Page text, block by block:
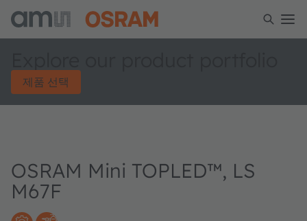
제품 선택
OSRAM Mini TOPLED™, LS
M67F